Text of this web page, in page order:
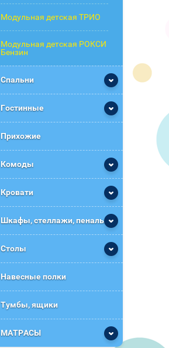
Модульная детская ТРИО
Модульная детская РОКСИ
Бензин
Спальни
Гостинные
Прихожие
Комоды
Кровати
Шкафы, стеллажи, пеналы
Столы
Навесные полки
Тумбы, ящики
МАТРАСЫ